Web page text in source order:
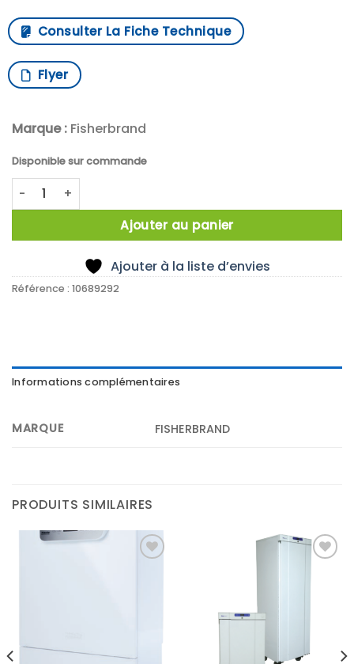
Consulter La Fiche Technique
Flyer
Marque : Fisherbrand
Disponible sur commande
quantité de Ankerrührer, PTFE, 16 x 1000EX x 180mm, Rotor
Ajouter au panier
Ajouter à la liste d’envies
Référence : 10689292
Informations complémentaires
MARQUE FISHERBRAND
PRODUITS SIMILAIRES